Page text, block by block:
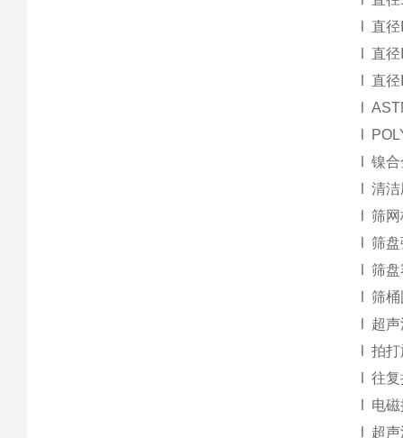
直
直
直
l
l镍
l清洁
l筛
l筛
l筛
l筛
超
l拍
l往
电
超